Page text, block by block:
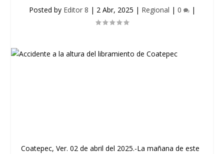
Posted by Editor 8 | 2 Abr, 2025 | Regional | 0 |
Coatepec, Ver. 02 de abril del 2025.-La mañana de este